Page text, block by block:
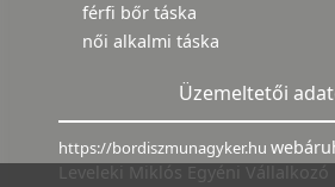
férfi bőr táska
női alkalmi táska
Üzemeltetői
https://bordiszmunagyker.hu
Leveleki Miklós Egyéni Vállalkozó